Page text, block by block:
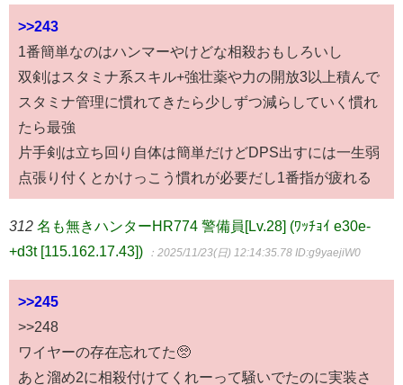
>>243
1番簡単なのはハンマーやけどな相殺おもしろいし
双剣はスタミナ系スキル+強壮薬や力の開放3以上積んで
スタミナ管理に慣れてきたら少しずつ減らしていく慣れ
たら最強
片手剣は立ち回り自体は簡単だけどDPS出すには一生弱
点張り付くとかけっこう慣れが必要だし1番指が疲れる
312 名も無きハンターHR774 警備員[Lv.28] (ﾜｯﾁｮｲ e30e-
+d3t [115.162.17.43])
：2025/11/23(日) 12:14:35.78 ID:g9yaejiW0
>>245
>>248
ワイヤーの存在忘れてた🥺
あと溜め2に相殺付けてくれーって騒いでたのに実装さ